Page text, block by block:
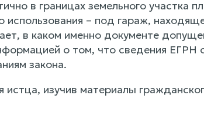
в границах земельного участка
– под гараж,
в каком именно документе
о том, что сведения ЕГРН
закона.
истца, изучив материалы